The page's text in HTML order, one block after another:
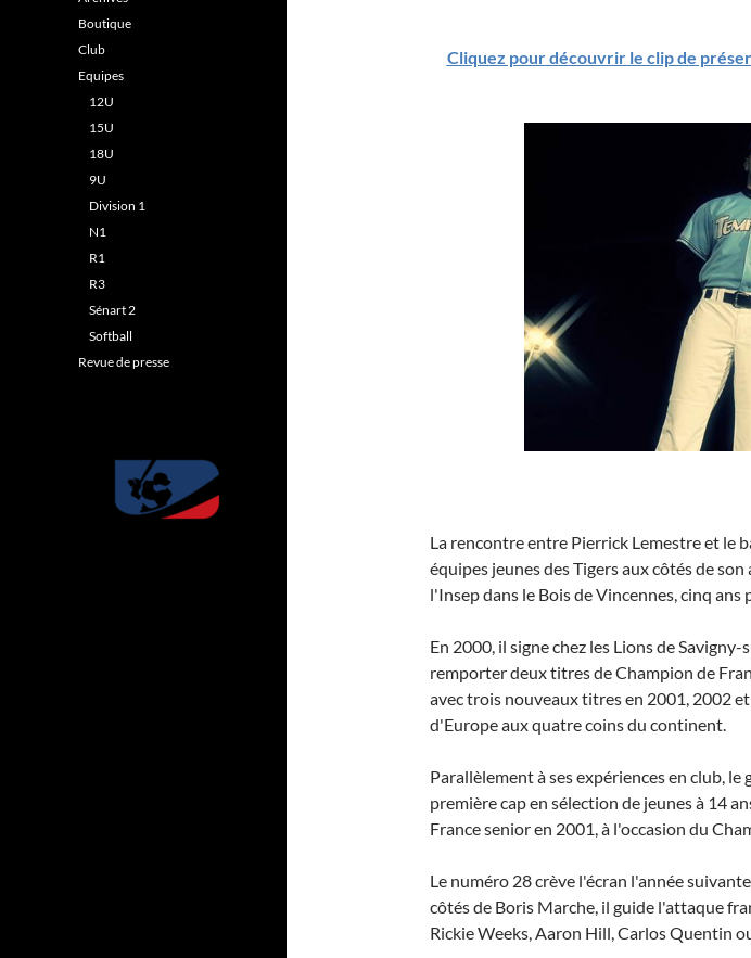
Cliquez pour découvrir le clip de
La rencontre entre Pierrick Lemestre et le
équipes jeunes des Tigers aux côtés de
l'Insep dans le Bois de Vincennes, cinq ans
En 2000, il signe chez les Lions de
remporter deux titres de Champion de
avec trois nouveaux titres en 2001, 2002
d'Europe aux quatre coins du continent.
Parallèlement à ses expériences en club,
première cap en sélection de jeunes à 14
France senior en 2001, à l'occasion du
Le numéro 28 crève l'écran l'année
côtés de Boris Marche, il guide l'attaque
Rickie Weeks, Aaron Hill, Carlos Quentin
Boutique
Club
Equipes
12U
15U
18U
9U
Division 1
N1
R1
R3
Sénart 2
Softball
Revue de presse